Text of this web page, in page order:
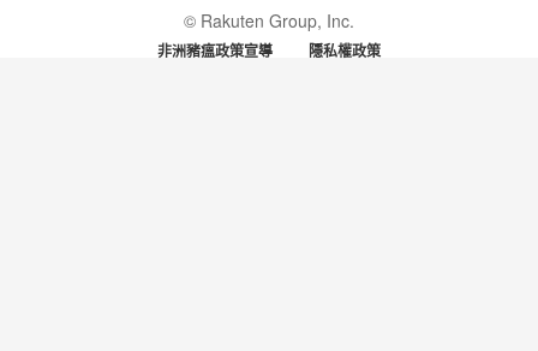
© Rakuten Group, Inc.
非洲豬瘟政策宣導 隱私權政策